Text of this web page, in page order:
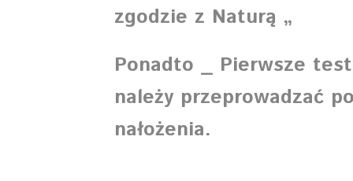
zgodzie z Naturą „
Ponadto _ Pierwsze
należy przeprowadzać
nałożenia.